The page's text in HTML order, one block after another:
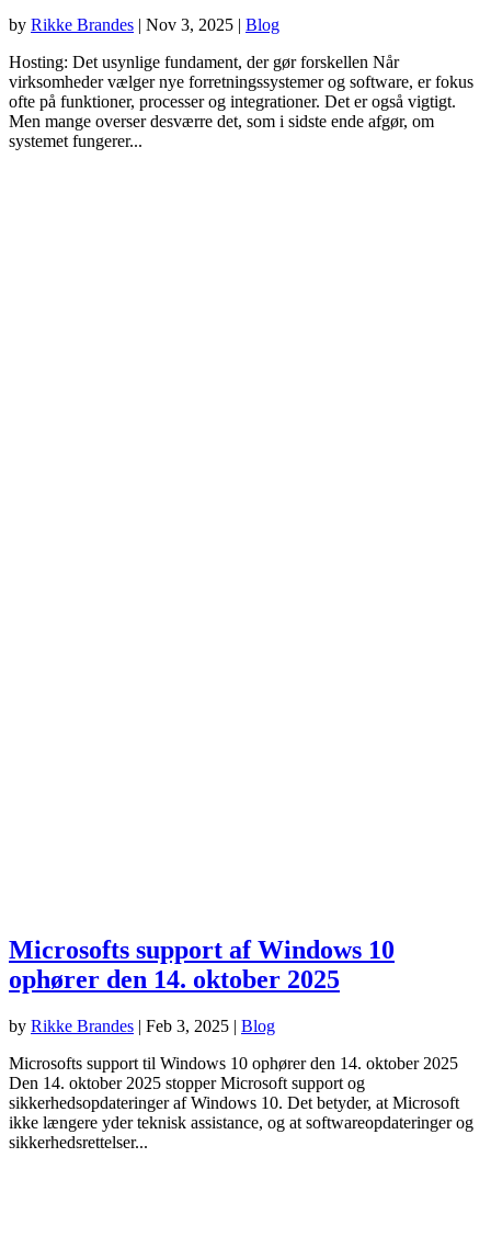
by Rikke Brandes | Nov 3, 2025 | Blog
Hosting: Det usynlige fundament, der gør forskellen Når
virksomheder vælger nye forretningssystemer og software, er fokus
ofte på funktioner, processer og integrationer. Det er også vigtigt.
Men mange overser desværre det, som i sidste ende afgør, om
systemet fungerer...
Microsofts support af Windows 10
ophører den 14. oktober 2025
by Rikke Brandes | Feb 3, 2025 | Blog
Microsofts support til Windows 10 ophører den 14. oktober 2025
Den 14. oktober 2025 stopper Microsoft support og
sikkerhedsopdateringer af Windows 10. Det betyder, at Microsoft
ikke længere yder teknisk assistance, og at softwareopdateringer og
sikkerhedsrettelser...